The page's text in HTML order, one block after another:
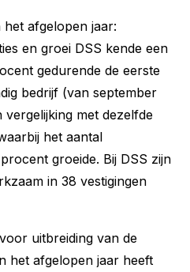
afgelopen jaar:
en groei DSS kende een
gedurende de eerste
bedrijf (van september
met dezelfde
het aantal
groeide. Bij DSS zijn
in 38 vestigingen
uitbreiding van de
het afgelopen jaar heeft